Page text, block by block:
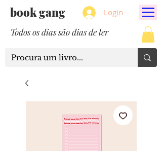
Login
book gang
Todos os dias são dias de ler